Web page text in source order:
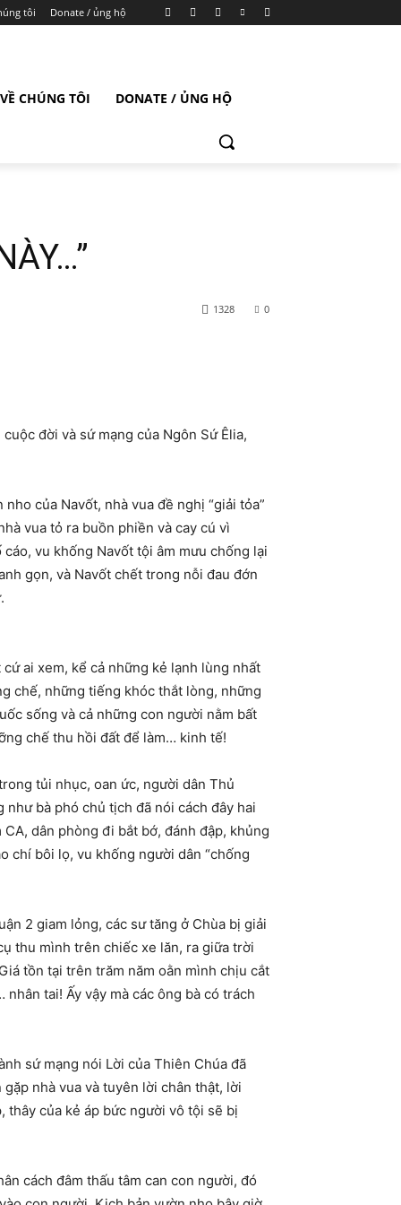
tôi Donate / ủng hộ
VỀ CHÚNG TÔI DONATE / ỦNG HỘ
0
1328
đời và sứ mạng của Ngôn Sứ Êlia,
của Navốt, nhà vua đề nghị “giải tỏa”
vua tỏ ra buồn phiền và cay cú vì
vu khống Navốt tội âm mưu chống lại
gọn, và Navốt chết trong nỗi đau đớn
ai xem, kể cả những kẻ lạnh lùng nhất
chế, những tiếng khóc thắt lòng, những
sống và cả những con người nằm bất
chế thu hồi đất để làm… kinh tế!
tủi nhục, oan ức, người dân Thủ
bà phó chủ tịch đã nói cách đây hai
dân phòng đi bắt bớ, đánh đập, khủng
chí bôi lọ, vu khống người dân “chống
2 giam lỏng, các sư tăng ở Chùa bị giải
thu mình trên chiếc xe lăn, ra giữa trời
tồn tại trên trăm năm oằn mình chịu cắt
tai! Ấy vậy mà các ông bà có trách
sứ mạng nói Lời của Thiên Chúa đã
nhà vua và tuyên lời chân thật, lời
thây của kẻ áp bức người vô tội sẽ bị
cách đâm thấu tâm can con người, đó